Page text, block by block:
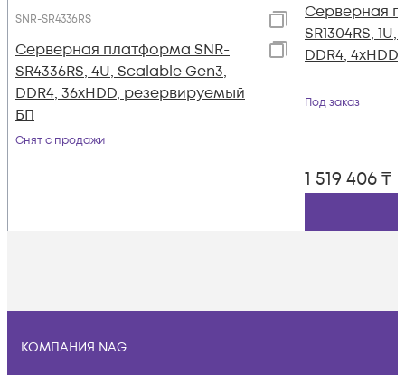
SNR-SR4336RS
Серверная платформа SNR-
SR4336RS, 4U, Scalable Gen3,
DDR4, 36xHDD, резервируемый
БП
Снят с продажи
Серверная
SR1304RS,
DDR4,
Под заказ
1 519 406₸
КОМПАНИЯ NAG